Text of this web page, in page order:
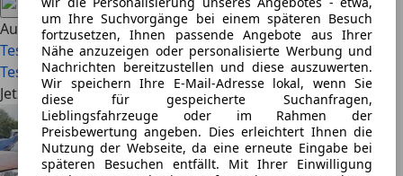
um Ihre Suchvorgänge bei einem späteren Besuch
fortzusetzen, Ihnen passende Angebote aus Ihrer
Nähe anzuzeigen oder personalisierte Werbung und
Nachrichten bereitzustellen und diese auszuwerten.
Wir speichern Ihre E-Mail-Adresse lokal, wenn Sie
diese für gespeicherte Suchanfragen,
Lieblingsfahrzeuge oder im Rahmen der
Preisbewertung angeben. Dies erleichtert Ihnen die
Nutzung der Webseite, da eine erneute Eingabe bei
späteren Besuchen entfällt. Mit Ihrer Einwilligung
Auch interessant
Test Subaru Forester (2025): Vielseitig wie eh und je Erster
Test Subaru Forester (2025): Der Förster unter den Autos
Jetzt Subaru XV auf AutoScout24.de finden